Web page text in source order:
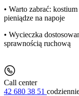
• Warto zabrać:
pieniądze na napoje
• Wycieczka
sprawnością ruchową
Call center
42 680 38 51